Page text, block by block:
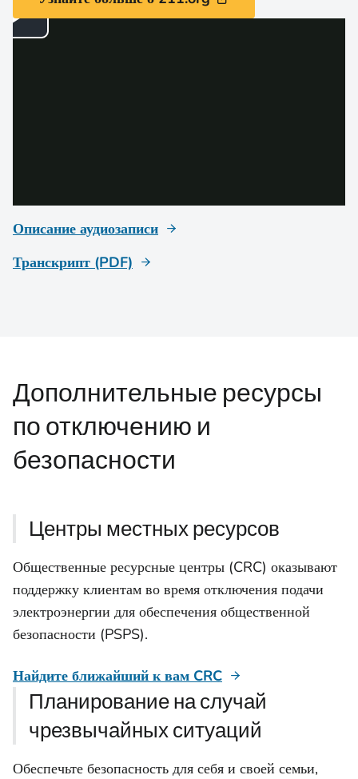
Описание аудиозаписи
Транскрипт (PDF)
Дополнительные ресурсы
по отключению и
безопасности
Центры местных ресурсов
Общественные ресурсные центры (CRC) оказывают
поддержку клиентам во время отключения подачи
электроэнергии для обеспечения общественной
безопасности (PSPS).
Найдите ближайший к вам CRC
Планирование на случай
чрезвычайных ситуаций
Обеспечьте безопасность для себя и своей семьи,